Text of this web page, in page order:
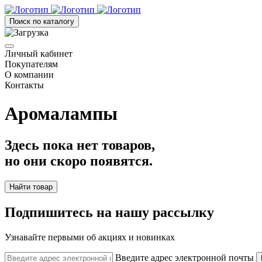
Поиск по каталогу
Личный кабинет
Покупателям
О компании
Контакты
Аромалампы
Здесь пока нет товаров,
но они скоро появятся.
Найти товар
Подпишитесь на нашу рассылку
Узнавайте первыми об акциях и новинках
Введите адрес электронной почты